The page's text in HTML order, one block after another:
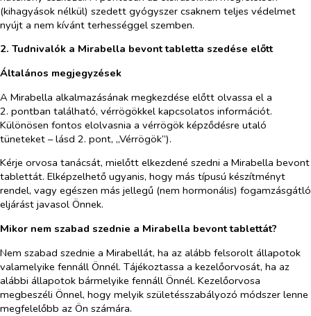
(kihagyások nélkül) szedett gyógyszer csaknem teljes védelmet
nyújt a nem kívánt terhességgel szemben.
2. Tudnivalók a Mirabella bevont tabletta szedése előtt
Általános megjegyzések
A Mirabella alkalmazásának megkezdése előtt olvassa el a
2. pontban található, vérrögökkel kapcsolatos információt.
Különösen fontos elolvasnia a vérrögök képződésre utaló
tüneteket – lásd 2. pont, „Vérrögök”).
Kérje orvosa tanácsát, mielőtt elkezdené szedni a Mirabella bevont
tablettát. Elképzelhető ugyanis, hogy más típusú készítményt
rendel, vagy egészen más jellegű (nem hormonális) fogamzásgátló
eljárást javasol Önnek.
Mikor nem szabad szednie a Mirabella bevont tablettát?
Nem szabad szednie a Mirabellát, ha az alább felsorolt állapotok
valamelyike fennáll Önnél. Tájékoztassa a kezelőorvosát, ha az
alábbi állapotok bármelyike fennáll Önnél. Kezelőorvosa
megbeszéli Önnel, hogy melyik születésszabályozó módszer lenne
megfelelőbb az Ön számára.